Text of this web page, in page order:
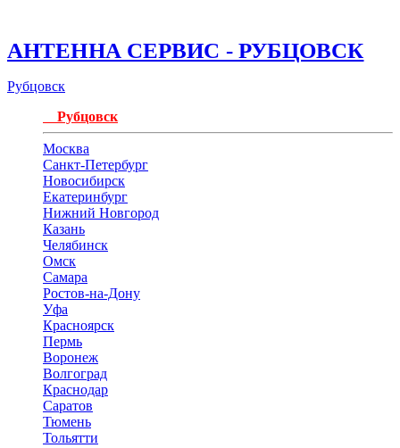
АНТЕННА СЕРВИС - РУБЦОВСК
Рубцовск
Рубцовск
Москва
Санкт-Петербург
Новосибирск
Екатеринбург
Нижний Новгород
Казань
Челябинск
Омск
Самара
Ростов-на-Дону
Уфа
Красноярск
Пермь
Воронеж
Волгоград
Краснодар
Саратов
Тюмень
Тольятти